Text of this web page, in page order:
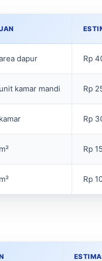
dapur Rp
kamar mandi Rp
Rp
Rp
Rp